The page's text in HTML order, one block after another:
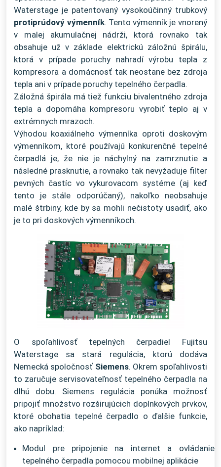
Waterstage je patentovaný vysokoúčinný trubkový
protiprúdový výmenník. Tento výmenník je vnorený
v malej akumulačnej nádrži, ktorá rovnako tak
obsahuje už v základe elektrickú záložnú špirálu,
ktorá v prípade poruchy nahradí výrobu tepla z
kompresora a domácnosť tak neostane bez zdroja
tepla ani v prípade poruchy tepelného čerpadla.
Záložná špirála má tiež funkciu bivalentného zdroja
tepla a dopomáha kompresoru vyrobiť teplo aj v
extrémnych mrazoch.
Výhodou koaxiálneho výmenníka oproti doskovým
výmenníkom, ktoré používajú konkurenčné tepelné
čerpadlá je, že nie je náchylný na zamrznutie a
následné prasknutie, a rovnako tak nevyžaduje filter
pevných častíc vo vykurovacom systéme (aj keď
tento je stále odporúčaný), nakoľko neobsahuje
malé štrbiny, kde by sa mohli nečistoty usadiť, ako
je to pri doskových výmenníkoch.
O spoľahlivosť tepelných čerpadiel Fujitsu
Waterstage sa stará regulácia, ktorú dodáva
Nemecká spoločnosť Siemens. Okrem spoľahlivosti
to zaručuje servisovateľnosť tepelného čerpadla na
dlhú dobu. Siemens regulácia ponúka možnosť
pripojiť množstvo rozširujúcich doplnkových prvkov,
ktoré obohatia tepelné čerpadlo o ďalšie funkcie,
ako napríklad:
Modul pre pripojenie na internet a ovládanie
tepelného čerpadla pomocou mobilnej aplikácie